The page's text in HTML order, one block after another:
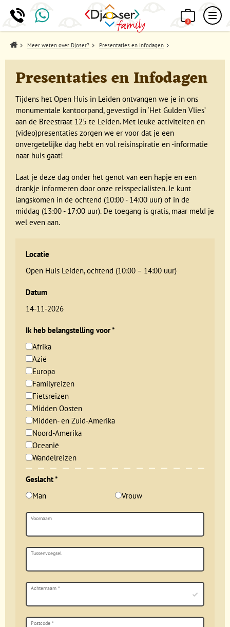
0
Home Meer weten over Djoser? Presentaties en Infodagen
Presentaties en Infodagen
Tijdens het Open Huis in Leiden ontvangen we je in ons
monumentale kantoorpand, gevestigd in ‘Het Gulden Vlies’
aan de Breestraat 125 te Leiden. Met leuke activiteiten en
(video)presentaties zorgen we er voor dat je een
onvergetelijke dag hebt en vol reisinspiratie en -informatie
naar huis gaat!
Laat je deze dag onder het genot van een hapje en een
drankje informeren door onze reisspecialisten. Je kunt
langskomen in de ochtend (10:00 - 14:00 uur) of in de
middag (13:00 - 17:00 uur). De toegang is gratis, maar meld je
wel even aan.
Locatie
Open Huis Leiden, ochtend (10:00 – 14:00 uur)
Datum
14-11-2026
Ik heb belangstelling voor*
Afrika
Azië
Europa
Familyreizen
Fietsreizen
Midden Oosten
Midden- en Zuid-Amerika
Noord-Amerika
Oceanië
Wandelreizen
Geslacht*
Man
Vrouw
Voornaam
Tussenvoegsel
Achternaam *
Postcode *